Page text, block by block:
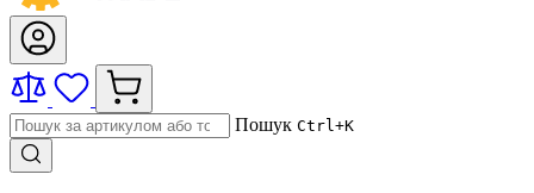
Пошук Ctrl+K